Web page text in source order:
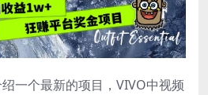
一个最新的项目，VIVO中视频